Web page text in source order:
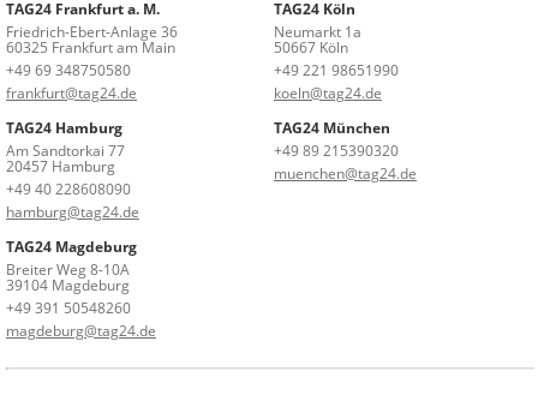
TAG24 Frankfurt a. M.
Friedrich-Ebert-Anlage 36
60325 Frankfurt am Main
+49 69 348750580
frankfurt@tag24.de
TAG24 Köln
Neumarkt 1a
50667 Köln
+49 221 98651990
koeln@tag24.de
TAG24 Hamburg
Am Sandtorkai 77
20457 Hamburg
+49 40 228608090
hamburg@tag24.de
TAG24 München
+49 89 215390320
muenchen@tag24.de
TAG24 Magdeburg
Breiter Weg 8-10A
39104 Magdeburg
+49 391 50548260
magdeburg@tag24.de